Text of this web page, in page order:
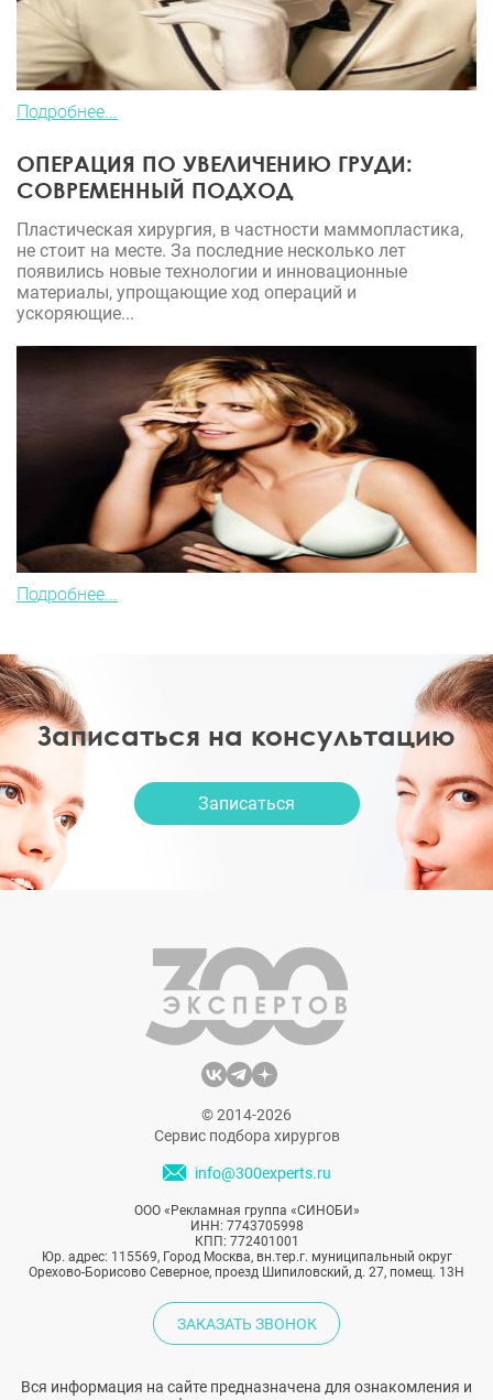
Подробнее...
ОПЕРАЦИЯ ПО УВЕЛИЧЕНИЮ ГРУДИ:
СОВРЕМЕННЫЙ ПОДХОД
Пластическая хирургия, в частности маммопластика,
не стоит на месте. За последние несколько лет
появились новые технологии и инновационные
материалы, упрощающие ход операций и
ускоряющие...
Подробнее...
Записаться на консультацию
Записаться
© 2014-2026
Сервис подбора хирургов
info@300experts.ru
ООО «Рекламная группа «СИНОБИ»
ИНН: 7743705998
КПП: 772401001
Юр. адрес: 115569, Город Москва, вн.тер.г. муниципальный округ
Орехово-Борисово Северное, проезд Шипиловский, д. 27, помещ. 13Н
ЗАКАЗАТЬ ЗВОНОК
Вся информация на сайте предназначена для ознакомления и